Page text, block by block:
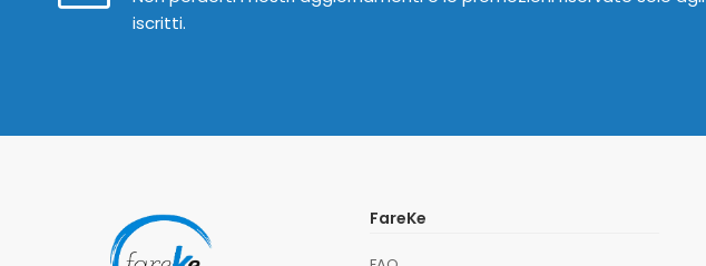
iscritti.
FareKe